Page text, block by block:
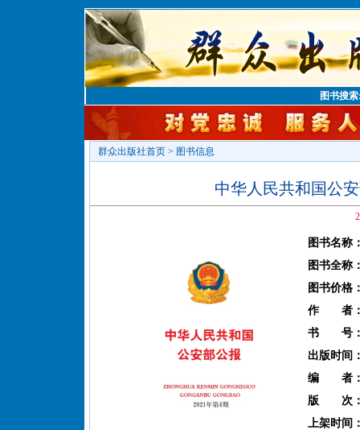
图书搜
群众出版社首页 > 图书信息
中华人民共和国公
图书名称
图书全称
图书价格
作 者
书 号
出版时间
编 者
版 次
上架时间